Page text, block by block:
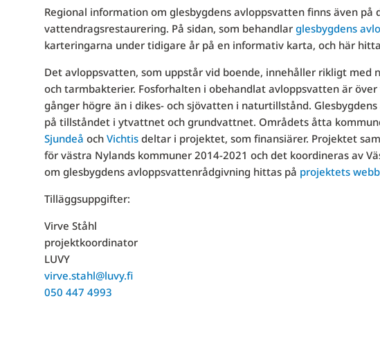
Regional information om glesbygdens avloppsvatten finns även på
vattendragsrestaurering. På sidan, som behandlar glesbygdens
karteringarna under tidigare år på en informativ karta, och här
Det avloppsvatten, som uppstår vid boende, innehåller rikligt med
och tarmbakterier. Fosforhalten i obehandlat avloppsvatten är
gånger högre än i dikes- och sjövatten i naturtillstånd.
på tillståndet i ytvattnet och grundvattnet. Områdets åtta
Sjundeå och Vichtisdeltar i projektet, som finansiärer. Projektet
för västra Nylands kommuner 2014-2021 och det koordineras av
om glesbygdens avloppsvattenrådgivning hittas på projektets
Tilläggsuppgifter:
Virve Ståhl
projektkoordinator
LUVY
virve.stahl@luvy.fi
050 447 4993